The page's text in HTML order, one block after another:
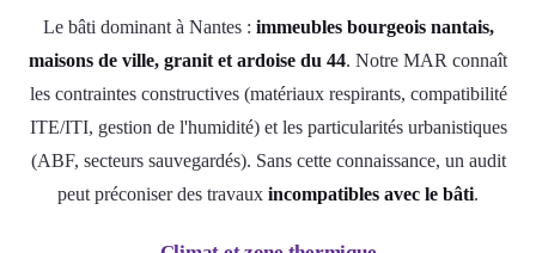
Le bâti dominant à Nantes : immeubles bourgeois nantais,
maisons de ville, granit et ardoise du 44. Notre MAR connaît
les contraintes constructives (matériaux respirants, compatibilité
ITE/ITI, gestion de l'humidité) et les particularités urbanistiques
(ABF, secteurs sauvegardés). Sans cette connaissance, un audit
peut préconiser des travaux incompatibles avec le bâti.